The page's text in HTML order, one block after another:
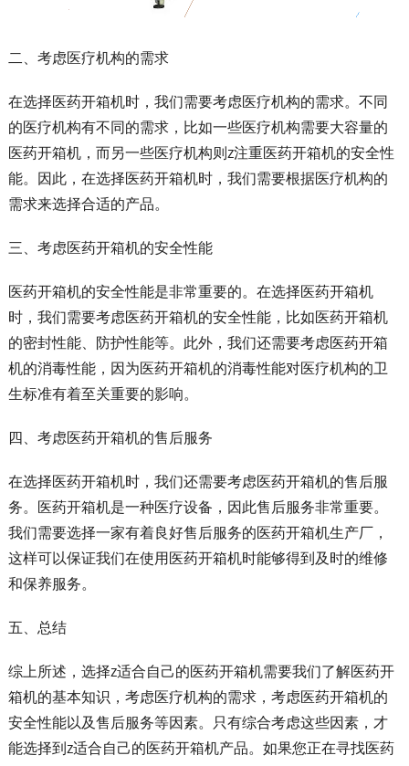
二、考虑医疗机构的需求
在选择医药开箱机时，我们需要考虑医疗机构的需求。不同
的医疗机构有不同的需求，比如一些医疗机构需要大容量的
医药开箱机，而另一些医疗机构则z注重医药开箱机的安全性
能。因此，在选择医药开箱机时，我们需要根据医疗机构的
需求来选择合适的产品。
三、考虑医药开箱机的安全性能
医药开箱机的安全性能是非常重要的。在选择医药开箱机
时，我们需要考虑医药开箱机的安全性能，比如医药开箱机
的密封性能、防护性能等。此外，我们还需要考虑医药开箱
机的消毒性能，因为医药开箱机的消毒性能对医疗机构的卫
生标准有着至关重要的影响。
四、考虑医药开箱机的售后服务
在选择医药开箱机时，我们还需要考虑医药开箱机的售后服
务。医药开箱机是一种医疗设备，因此售后服务非常重要。
我们需要选择一家有着良好售后服务的医药开箱机生产厂，
这样可以保证我们在使用医药开箱机时能够得到及时的维修
和保养服务。
五、总结
综上所述，选择z适合自己的医药开箱机需要我们了解医药开
箱机的基本知识，考虑医疗机构的需求，考虑医药开箱机的
安全性能以及售后服务等因素。只有综合考虑这些因素，才
能选择到z适合自己的医药开箱机产品。如果您正在寻找医药